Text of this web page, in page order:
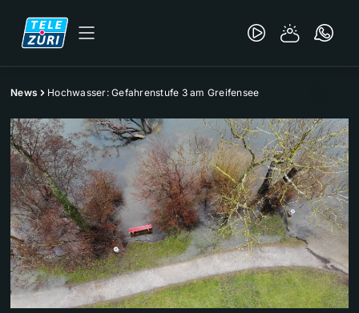
News Hochwasser: Gefahrenstufe 3 am Greifensee